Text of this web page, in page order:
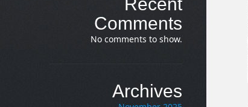
Comments
No comments to show.
Archives